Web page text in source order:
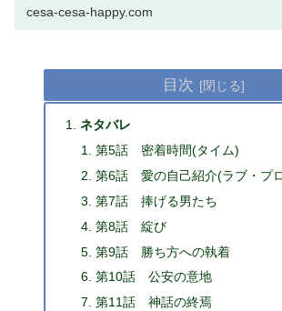
ン公式無料漫画アプリ このアプ...
cesa-cesa-happy.com
目次
ネタバレ
第5話 密着時間(タイム)
第6話 愛の自己紹介(ラブ・プ
第7話 捧げる男たち
第8話 綻び
第9話 勝ち方への執着
第10話 公安の意地
第11話 神話の終焉